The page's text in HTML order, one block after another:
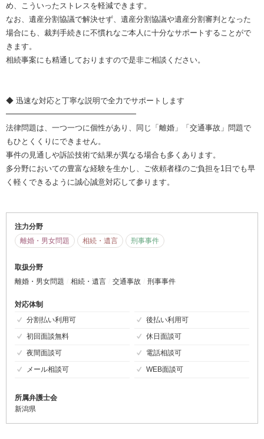
め、こういったストレスを軽減できます。
なお、遺産分割協議で解決せず、遺産分割協議や遺産分割審判となった
場合にも、裁判手続きに不慣れなご本人に十分なサポートすることがで
きます。
相続事案にも精通しておりますので是非ご相談ください。
◆ 迅速な対応と丁寧な説明で全力でサポートします
━━━━━━━━━━━━━━━━━
法律問題は、一つ一つに個性があり、同じ「離婚」「交通事故」問題で
もひとくくりにできません。
事件の見通しや訴訟技術で結果が異なる場合も多くあります。
多分野においての豊富な経験を生かし、ご依頼者様のご負担を1日でも早
く軽くできるように誠心誠意対応して参ります。
注力分野
離婚・男女問題
相続・遺言 刑事事件
取扱分野
離婚・男女問題
相続・遺言 交通事故 刑事事件
対応体制
分割払い利用可
後払い利用可
初回面談無料
休日面談可
夜間面談可
電話相談可
メール相談可
WEB面談可
所属弁護士会
新潟県